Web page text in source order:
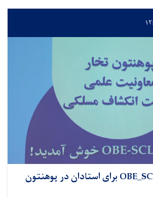
شروع ورکشاپ OBE_SCL برای استادان در پوهنتون